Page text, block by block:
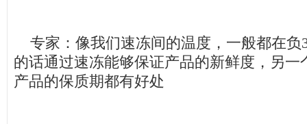
专家：像我们速冻间的温度，一般都在负
的话通过速冻能够保证产品的新鲜度，另一
产品的保质期都有好处